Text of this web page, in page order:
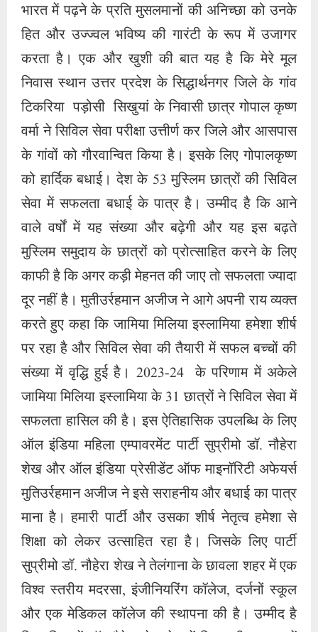
भारत में पढ़ने के प्रति मुसलमानों की अनिच्छा को उनके
हित और उज्ज्वल भविष्य की गारंटी के रूप में उजागर
करता है। एक और खुशी की बात यह है कि मेरे मूल
निवास स्थान उत्तर प्रदेश के सिद्धार्थनगर जिले के गांव
टिकरिया पड़ोसी सिखुयां के निवासी छात्र गोपाल कृष्ण
वर्मा ने सिविल सेवा परीक्षा उत्तीर्ण कर जिले और आसपास
के गांवों को गौरवान्वित किया है। इसके लिए गोपालकृष्ण
को हार्दिक बधाई। देश के 53 मुस्लिम छात्रों की सिविल
सेवा में सफलता बधाई के पात्र है। उम्मीद है कि आने
वाले वर्षों में यह संख्या और बढ़ेगी और यह इस बढ़ते
मुस्लिम समुदाय के छात्रों को प्रोत्साहित करने के लिए
काफी है कि अगर कड़ी मेहनत की जाए तो सफलता ज्यादा
दूर नहीं है। मुतीउर्रहमान अजीज ने आगे अपनी राय व्यक्त
करते हुए कहा कि जामिया मिलिया इस्लामिया हमेशा शीर्ष
पर रहा है और सिविल सेवा की तैयारी में सफल बच्चों की
संख्या में वृद्धि हुई है। 2023-24 के परिणाम में अकेले
जामिया मिलिया इस्लामिया के 31 छात्रों ने सिविल सेवा में
सफलता हासिल की है। इस ऐतिहासिक उपलब्धि के लिए
ऑल इंडिया महिला एम्पावरमेंट पार्टी सुप्रीमो डॉ. नौहेरा
शेख और ऑल इंडिया प्रेसीडेंट ऑफ माइनॉरिटी अफेयर्स
मुतिउर्रहमान अजीज ने इसे सराहनीय और बधाई का पात्र
माना है। हमारी पार्टी और उसका शीर्ष नेतृत्व हमेशा से
शिक्षा को लेकर उत्साहित रहा है। जिसके लिए पार्टी
सुप्रीमो डॉ. नौहेरा शेख ने तेलंगाना के छावला शहर में एक
विश्व स्तरीय मदरसा, इंजीनियरिंग कॉलेज, दर्जनों स्कूल
और एक मेडिकल कॉलेज की स्थापना की है। उम्मीद है